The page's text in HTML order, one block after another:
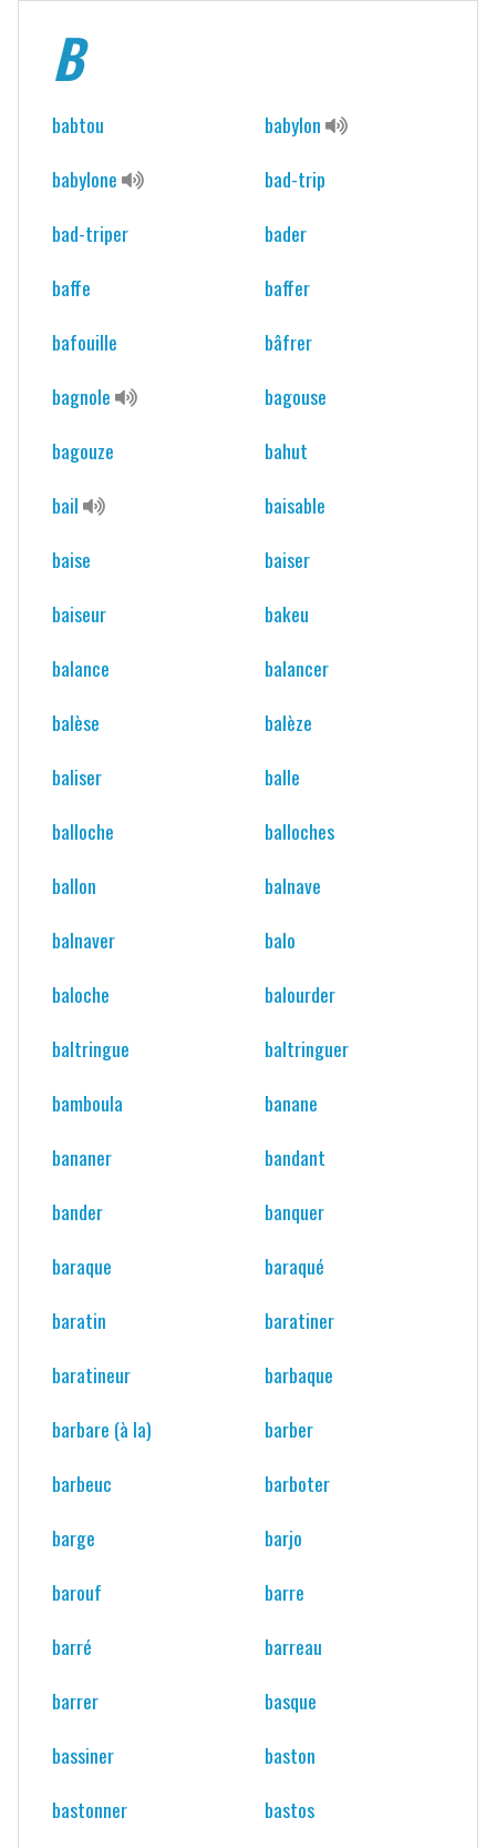
B
babtou
babylon
babylone
bad-trip
bad-triper
bader
baffe
baffer
bafouille
bâfrer
bagnole
bagouse
bagouze
bahut
bail
baisable
baise
baiser
baiseur
bakeu
balance
balancer
balèse
balèze
baliser
balle
balloche
balloches
ballon
balnave
balnaver
balo
baloche
balourder
baltringue
baltringuer
bamboula
banane
bananer
bandant
bander
banquer
baraque
baraqué
baratin
baratiner
baratineur
barbaque
barbare (à la)
barber
barbeuc
barboter
barge
barjo
barouf
barre
barré
barreau
barrer
basque
bassiner
baston
bastonner
bastos